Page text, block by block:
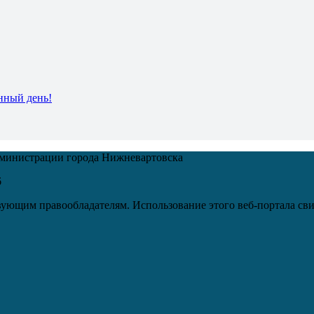
день!
города Нижневартовска
правообладателям. Использование этого веб-портала